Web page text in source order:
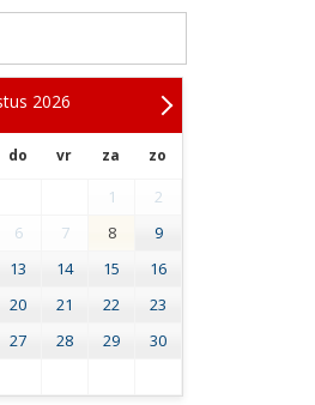
2026
do vr za zo
1
2
6 7 8
9
13 14 15
16
20 21 22
23
27 28 29
30